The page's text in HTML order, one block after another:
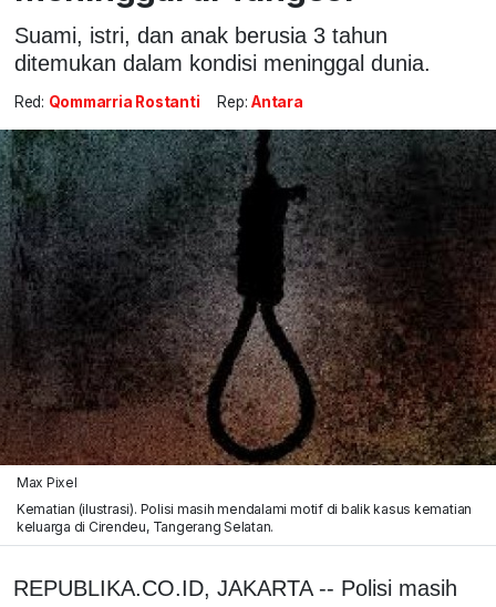
Suami, istri, dan anak berusia 3 tahun
ditemukan dalam kondisi meninggal dunia.
Red: Qommarria Rostanti Rep: Antara
Max Pixel
Kematian (ilustrasi). Polisi masih mendalami motif di balik kasus kematian
keluarga di Cirendeu, Tangerang Selatan.
REPUBLIKA.CO.ID, JAKARTA -- Polisi masih